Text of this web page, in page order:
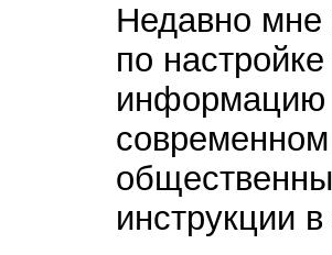
Недавно мне
по
информацию
инструкции